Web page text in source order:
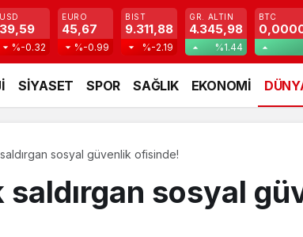
USD
39,59
%-0.32
EURO
45,67
%-0.99
BIST
9.311,88
%-2.19
GR. ALTIN
4.345,98
%1.44
BTC
SİYASET SPOR SAĞLIK EKONOMİ
sosyal güvenlik ofisinde!
saldırgan sosyal